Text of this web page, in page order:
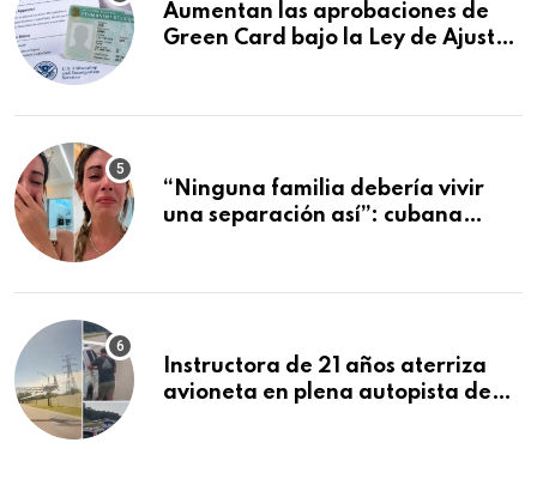
Aumentan las aprobaciones de
Green Card bajo la Ley de Ajuste
“Ninguna familia debería vivir
una separación así”: cubana
Cancún
Instructora de 21 años aterriza
avioneta en plena autopista de